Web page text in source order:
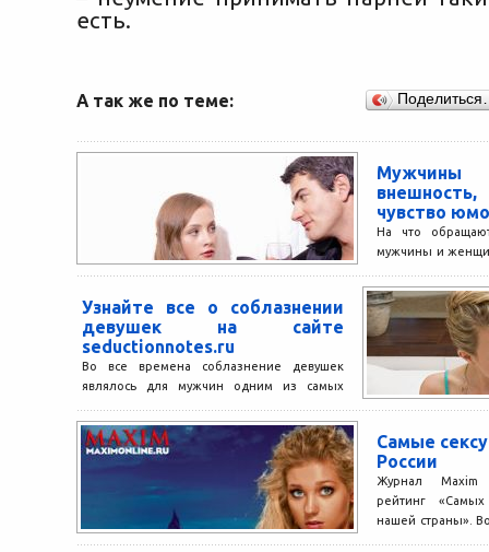
есть.
А так же по теме:
чувство
На что
мужчины и
разделились:
Узнайте все о соблазнении
девушек на сайте
seductionnotes.ru
Во все времена соблазнение девушек
являлось для мужчин одним из самых
умений. Образы...
Самые
России
Журнал Maxim
рейтинг
нашей страны».